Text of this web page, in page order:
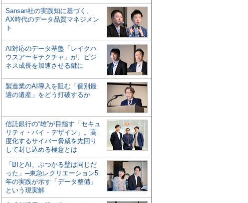
Sansan社の実践知に基づく、
AX時代のデータ品質マネジメン
ト
AI対応のデータ基盤「レイクハ
ウスアーキテクチャ」が、ビジ
ネス成長を加速させる鍵に
製造業のAI導入を阻む「個別最
適の遺産」をどう打破するか
信託銀行の“雄”が目指す「セキュ
リティ・バイ・デザイン」。高
度化するサイバー脅威を先回り
して封じ込める極意とは
「BIとAI、ぶつかる壁は同じだ
った」─東急レクリエーション5
年の実践が示す「データ整備」
という現実解